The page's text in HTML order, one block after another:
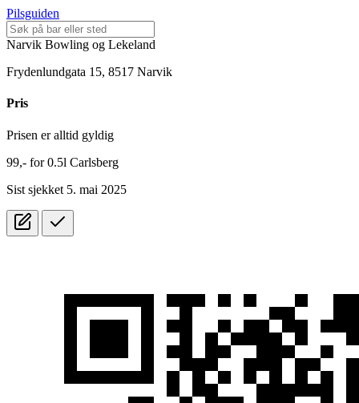
Pilsguiden
Narvik Bowling og Lekeland
Frydenlundgata 15, 8517 Narvik
Pris
Prisen er alltid gyldig
99,- for0.5l Carlsberg
Sist sjekket 5. mai 2025